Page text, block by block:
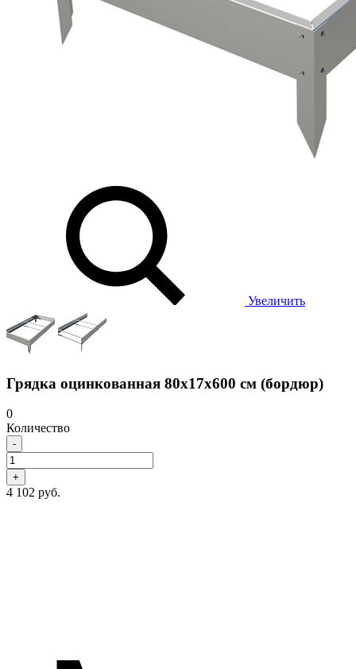
Увеличить
Грядка оцинкованная 80х17х600 см (бордюр)
0
Количество
-
+
4 102 руб.